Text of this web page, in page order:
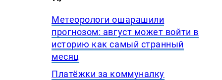
Метеорологи ошарашили
прогнозом: август может войти в
историю как самый странный
месяц
Платёжки за коммуналку